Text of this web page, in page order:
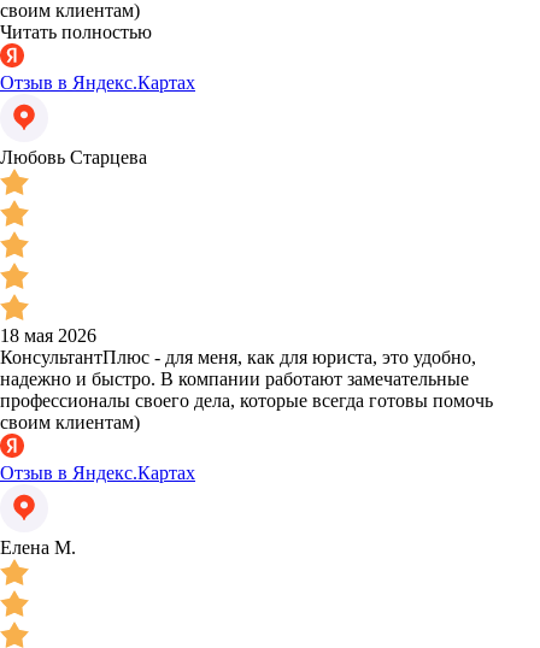
своим клиентам)
Читать полностью
Отзыв в Яндекс.Картах
Любовь Старцева
18 мая 2026
КонсультантПлюс - для меня, как для юриста, это удобно,
надежно и быстро. В компании работают замечательные
профессионалы своего дела, которые всегда готовы помочь
своим клиентам)
Отзыв в Яндекс.Картах
Елена М.